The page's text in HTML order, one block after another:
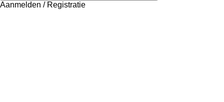
Aanmelden / Registratie